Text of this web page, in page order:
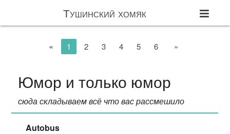
Тушинский хомяк
« 1 2 3 4 5 6 »
Юмор и только юмор
сюда складываем всё что вас рассмешило
Autobus